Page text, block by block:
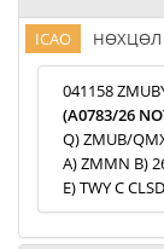
ICAO НӨХЦӨЛ
041158
(A0783/26
Q) ZMUB/
A) ZMMN B)
E) TWY C